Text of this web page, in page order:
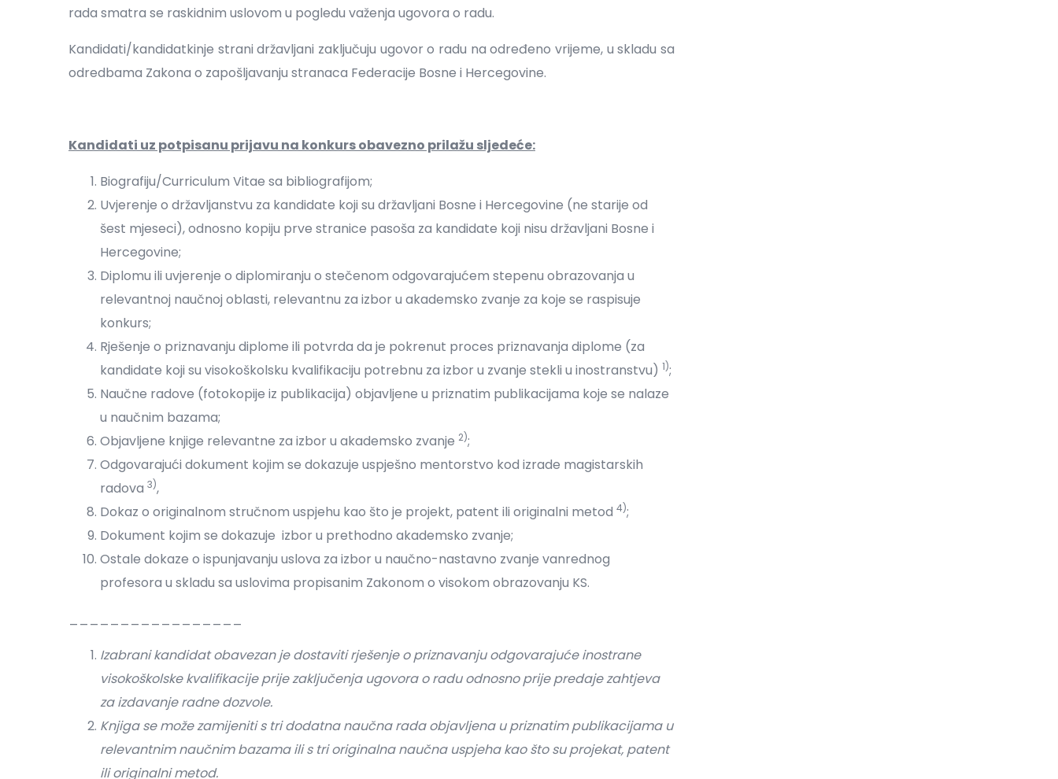
rada smatra se raskidnim uslovom u pogledu važenja ugovora o radu.
Kandidati/kandidatkinje strani državljani zaključuju ugovor o radu na određeno vrijeme, u skladu sa
odredbama Zakona o zapošljavanju stranaca Federacije Bosne i Hercegovine.
Kandidati uz potpisanu prijavu na konkurs obavezno prilažu sljedeće:
Biografiju/Curriculum Vitae sa bibliografijom;
Uvjerenje o državljanstvu za kandidate koji su državljani Bosne i Hercegovine (ne starije od
šest mjeseci), odnosno kopiju prve stranice pasoša za kandidate koji nisu državljani Bosne i
Hercegovine;
Diplomu ili uvjerenje o diplomiranju o stečenom odgovarajućem stepenu obrazovanja u
relevantnoj naučnoj oblasti, relevantnu za izbor u akademsko zvanje za koje se raspisuje
konkurs;
Rješenje o priznavanju diplome ili potvrda da je pokrenut proces priznavanja diplome (za
kandidate koji su visokoškolsku kvalifikaciju potrebnu za izbor u zvanje stekli u inostranstvu) 1);
Naučne radove (fotokopije iz publikacija) objavljene u priznatim publikacijama koje se nalaze
u naučnim bazama;
Objavljene knjige relevantne za izbor u akademsko zvanje 2);
Odgovarajući dokument kojim se dokazuje uspješno mentorstvo kod izrade magistarskih
radova 3),
Dokaz o originalnom stručnom uspjehu kao što je projekt, patent ili originalni metod 4);
Dokument kojim se dokazuje izbor u prethodno akademsko zvanje;
Ostale dokaze o ispunjavanju uslova za izbor u naučno-nastavno zvanje vanrednog
profesora u skladu sa uslovima propisanim Zakonom o visokom obrazovanju KS.
Izabrani kandidat obavezan je dostaviti rješenje o priznavanju odgovarajuće inostrane
visokoškolske kvalifikacije prije zaključenja ugovora o radu odnosno prije predaje zahtjeva
za izdavanje radne dozvole.
Knjiga se može zamijeniti s tri dodatna naučna rada objavljena u priznatim publikacijama u
relevantnim naučnim bazama ili s tri originalna naučna uspjeha kao što su projekat, patent
ili originalni metod.